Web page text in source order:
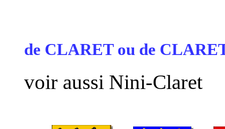
de CLARET ou de
voir aussi Nini-Claret